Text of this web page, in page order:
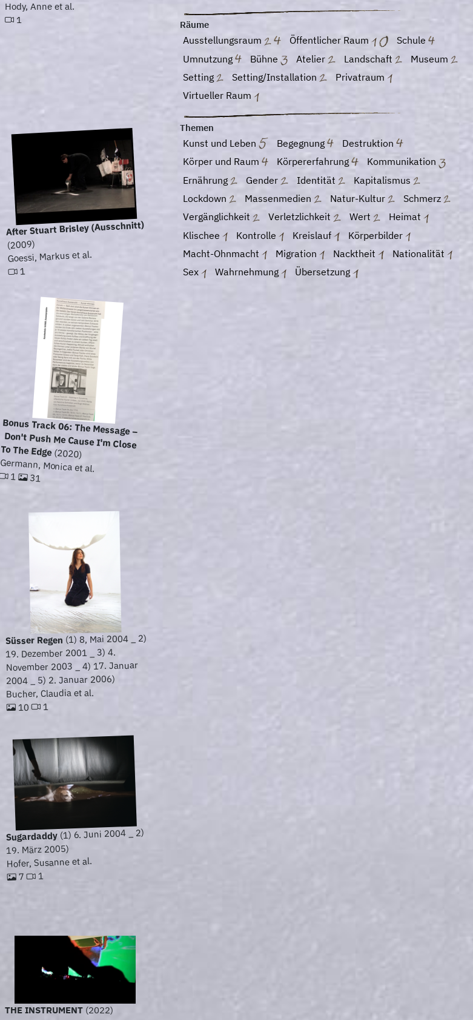
Hody, Anne et al.
1
After Stuart Brisley (Ausschnitt)
(2009)
Goessi, Markus et al.
1
Bonus Track 06: The Message –
Don't Push Me Cause I'm Close
To The Edge(2020)
Germann, Monica et al.
1 31
Süsser Regen (1) 8, Mai 2004 _ 2)
19. Dezember 2001 _ 3) 4.
November 2003 _ 4) 17. Januar
2004 _ 5) 2. Januar 2006)
Bucher, Claudia et al.
10 1
Sugardaddy(1) 6. Juni 2004 _ 2)
19. März 2005)
Hofer, Susanne et al.
7 1
THE INSTRUMENT(2022)
Räume
Ausstellungsraum Öffentlicher Raum
Schule
Umnutzung
Bühne Atelier Landschaft
Museum
Setting
Setting/Installation
Privatraum
Virtueller Raum
Themen
Kunst und Leben Begegnung
Destruktion
Körper und Raum
Körpererfahrung
Kommunikation
Ernährung
Gender Identität
Kapitalismus
Lockdown
Massenmedien Natur-Kultur
Schmerz
Vergänglichkeit
Verletzlichkeit Wert
Heimat
Klischee
Kontrolle Kreislauf
Körperbilder
Macht-Ohnmacht
Migration Nacktheit
Nationalität
Sex
Wahrnehmung Übersetzung